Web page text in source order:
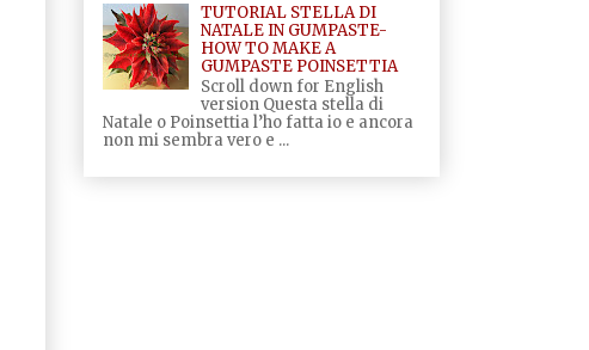
TUTORIAL STELLA DI
NATALE IN GUMPASTE-
HOW TO MAKE A
GUMPASTE POINSETTIA
Scroll down for English
version Questa stella di
Natale o Poinsettia l’ho fatta io e ancora
non mi sembra vero e ...